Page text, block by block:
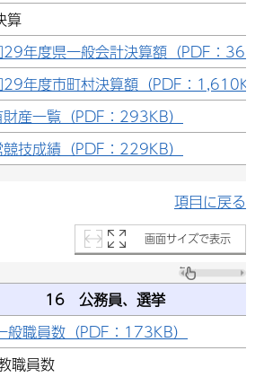
算
29年度県一般会計決算額（PDF：
29年度市町村決算額（PDF：1,610KB
産一覧（PDF：293KB）
技成績（PDF：229KB）
項目に戻る
画面サイズで表示
16 公務員、選挙
般職員数（PDF：173KB）
職員数